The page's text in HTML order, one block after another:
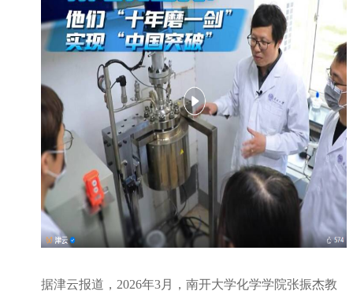
据津云报道，2026年3月，南开大学化学学院张振杰教